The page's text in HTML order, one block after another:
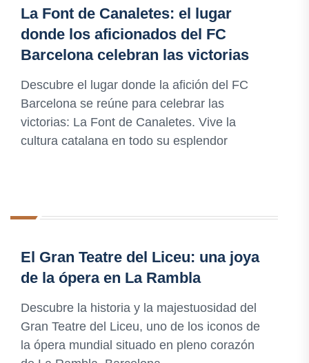
La Font de Canaletes: el lugar
donde los aficionados del FC
Barcelona celebran las victorias
Descubre el lugar donde la afición del FC
Barcelona se reúne para celebrar las
victorias: La Font de Canaletes. Vive la
cultura catalana en todo su esplendor
El Gran Teatre del Liceu: una joya
de la ópera en La Rambla
Descubre la historia y la majestuosidad del
Gran Teatre del Liceu, uno de los iconos de
la ópera mundial situado en pleno corazón